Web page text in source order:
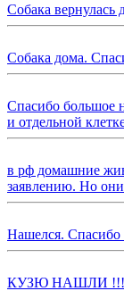
Собака вернулась
Собака дома.
Спасибо большое
и отдельной
в рф домашние
заявлению. Но
Нашелся. Спасибо
КУЗЮ НАШЛИ